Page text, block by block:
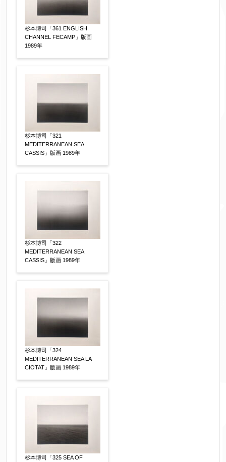
メールアドレス 【必須】
※送信完了後こちらのメールアドレス宛に自動で
ールが受信されない場合は、送信が完了していな
により弊社からのお返事も受信できない場合がご
ざいますので、お電話(
合わせください。
※携帯電話などご連絡が取りやすいお電話番号を
お願い致します。
ご住所 【必須】
ご要望などがございましたらご入力ください
杉本博司「361 ENGLISH
CHANNEL FECAMP」版画
1989年
杉本博司「321
MEDITERRANEAN SEA
CASSIS」版画 1989年
杉本博司「322
MEDITERRANEAN SEA
CASSIS」版画 1989年
杉本博司「324
MEDITERRANEAN SEA LA
CIOTAT」版画 1989年
杉本博司「325 SEA OF